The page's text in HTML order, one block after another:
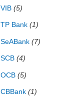
VIB (5)
TP Bank (1)
SeABank (7)
SCB (4)
OCB (5)
CBBank (1)